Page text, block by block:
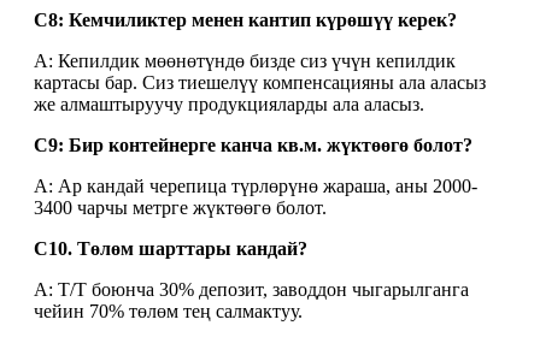
С8: Кемчиликтер менен кантип күрөшүү керек?
A: Кепилдик мөөнөтүндө бизде сиз үчүн кепилдик
картасы бар. Сиз тиешелүү компенсацияны ала аласыз
же алмаштыруучу продукцияларды ала аласыз.
С9: Бир контейнерге канча кв.м. жүктөөгө болот?
A: Ар кандай черепица түрлөрүнө жараша, аны 2000-
3400 чарчы метрге жүктөөгө болот.
С10. Төлөм шарттары кандай?
A: T/T боюнча 30% депозит, заводдон чыгарылганга
чейин 70% төлөм тең салмактуу.